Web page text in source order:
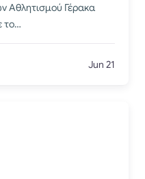
Αθλητισμού Γέρακα
το…
Jun 21